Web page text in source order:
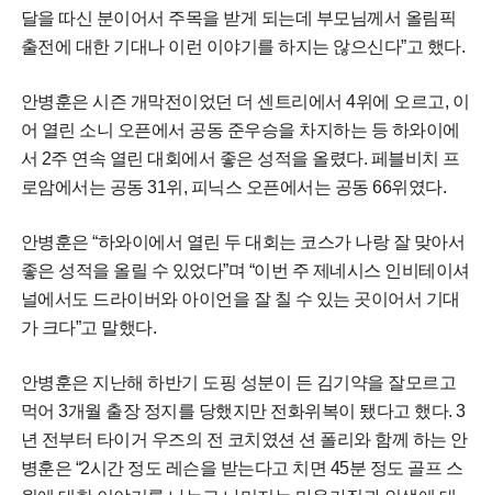
달을 따신 분이어서 주목을 받게 되는데 부모님께서 올림픽
출전에 대한 기대나 이런 이야기를 하지는 않으신다”고 했다.
안병훈은 시즌 개막전이었던 더 센트리에서 4위에 오르고, 이
어 열린 소니 오픈에서 공동 준우승을 차지하는 등 하와이에
서 2주 연속 열린 대회에서 좋은 성적을 올렸다. 페블비치 프
로암에서는 공동 31위, 피닉스 오픈에서는 공동 66위였다.
안병훈은 “하와이에서 열린 두 대회는 코스가 나랑 잘 맞아서
좋은 성적을 올릴 수 있었다”며 “이번 주 제네시스 인비테이셔
널에서도 드라이버와 아이언을 잘 칠 수 있는 곳이어서 기대
가 크다”고 말했다.
안병훈은 지난해 하반기 도핑 성분이 든 김기약을 잘모르고
먹어 3개월 출장 정지를 당했지만 전화위복이 됐다고 했다. 3
년 전부터 타이거 우즈의 전 코치였션 션 폴리와 함께 하는 안
병훈은 “2시간 정도 레슨을 받는다고 치면 45분 정도 골프 스